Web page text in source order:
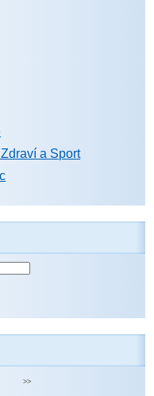
a Sport
>>